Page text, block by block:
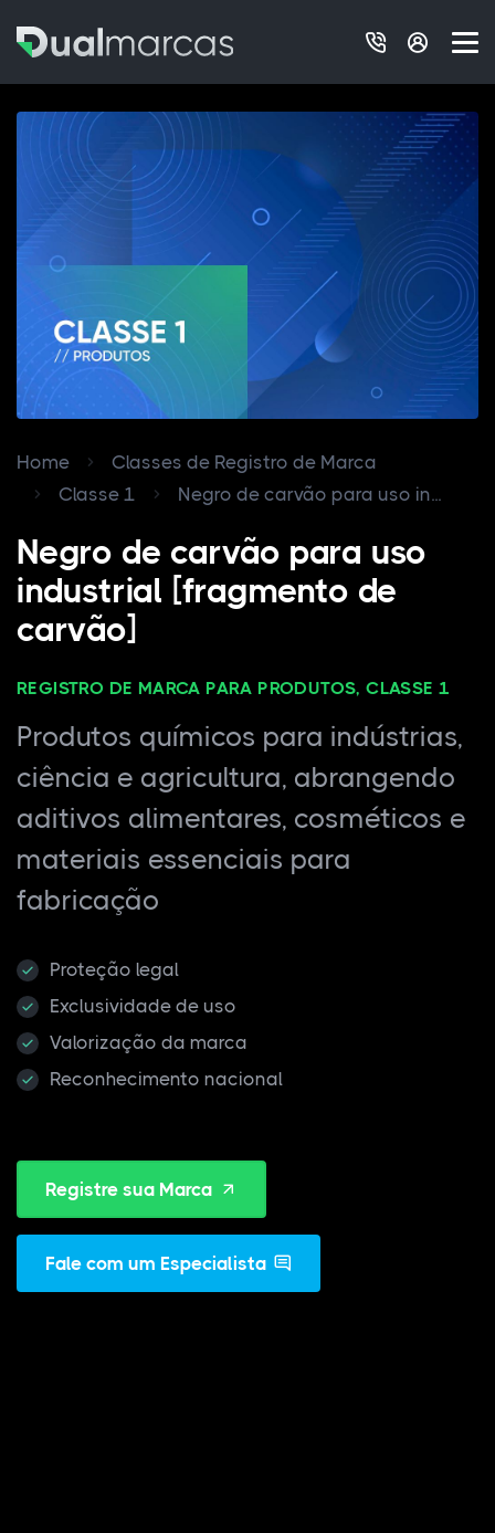
Home
Classes de Registro de Marca
Classe 1
Negro de carvão para uso in...
Negro de carvão para uso
industrial [fragmento de
carvão]
REGISTRO DE MARCA PARA PRODUTOS, CLASSE 1
Produtos químicos para indústrias,
ciência e agricultura, abrangendo
aditivos alimentares, cosméticos e
materiais essenciais para
fabricação
Proteção legal
Exclusividade de uso
Valorização da marca
Reconhecimento nacional
Registre sua Marca
Fale com um Especialista